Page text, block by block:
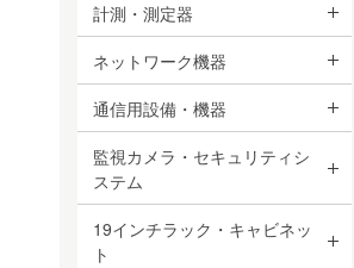
計測・測定器
ネットワーク機器
通信用設備・機器
監視カメラ・セキュリティシ
ステム
19インチラック・キャビネッ
ト